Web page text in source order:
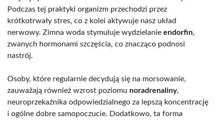
Podczas tej praktyki organizm przechodzi przez
krótkotrwały stres, co z kolei aktywuje nasz układ
nerwowy. Zimna woda stymuluje wydzielanie endorfin,
zwanych hormonami szczęścia, co znacząco podnosi
nastrój.
Osoby, które regularnie decydują się na morsowanie,
zauważają również wzrost poziomu noradrenaliny,
neuroprzekaźnika odpowiedzialnego za lepszą koncentrację
i ogólne dobre samopoczucie. Dodatkowo, ta forma